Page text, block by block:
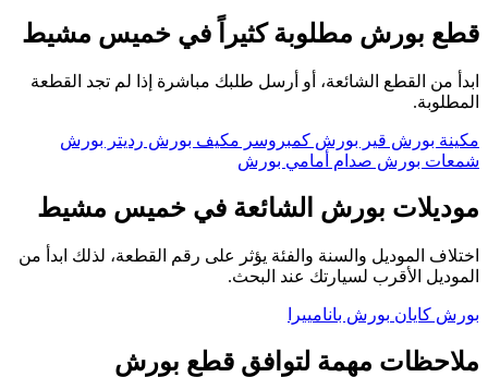
قطع بورش مطلوبة كثيراً في خميس مشيط
ابدأ من القطع الشائعة، أو أرسل طلبك مباشرة إذا لم تجد القطعة
المطلوبة.
مكينة بورش قير بورش كمبروسر مكيف بورش رديتر بورش
شمعات بورش صدام أمامي بورش
موديلات بورش الشائعة في خميس مشيط
اختلاف الموديل والسنة والفئة يؤثر على رقم القطعة، لذلك ابدأ من
الموديل الأقرب لسيارتك عند البحث.
بورش كايان بورش بانامييرا
ملاحظات مهمة لتوافق قطع بورش